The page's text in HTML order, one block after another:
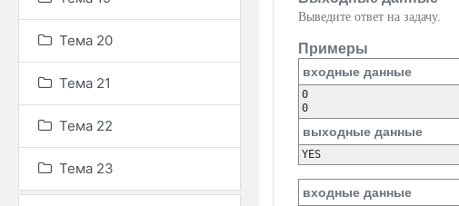
Тема 20
Тема 21
Тема 22
Тема 23
Выведите ответ на задачу.
Примеры
входные данные
0
выходные данные
входные данные